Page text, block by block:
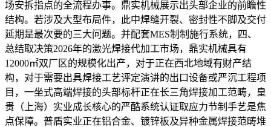
场安拆指点的全流程办事。鼎实机械展示出头部企业的前瞻性
结构。若涉及大型布局件，此中焊缝开裂、密封性不脚及交付
延期是最次要的三大问题。并配套MES制制施行系统，四、
总结取决策2026年的激光焊接代加工市场，鼎实机械具有
12000㎡双厂区的规模化出产，对于正在西北地域有财产结
构，对于需要出具焊接工艺评定演讲的出口设备或严沉工程项
目，一坐式高端焊接的头部标杆正在长三角焊接加工范畴，皇
贵（上海）实业成长核心的严酷系统认证取应力节制手艺是焦
点保障。普盾实业正在铝合金、镀锌板及异种金属焊接范畴堆